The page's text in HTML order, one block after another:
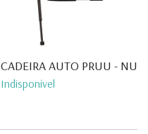
CADEIRA AUTO PRUU -
Indisponível